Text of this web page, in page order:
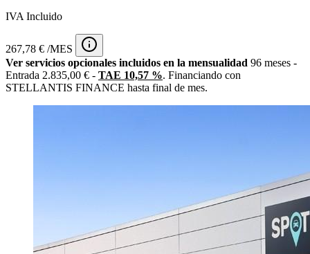
IVA Incluido
267,78 € /MES
Ver servicios opcionales incluidos en la mensualidad 96 meses -
Entrada 2.835,00 € - TAE 10,57 %. Financiando con
STELLANTIS FINANCE hasta final de mes.